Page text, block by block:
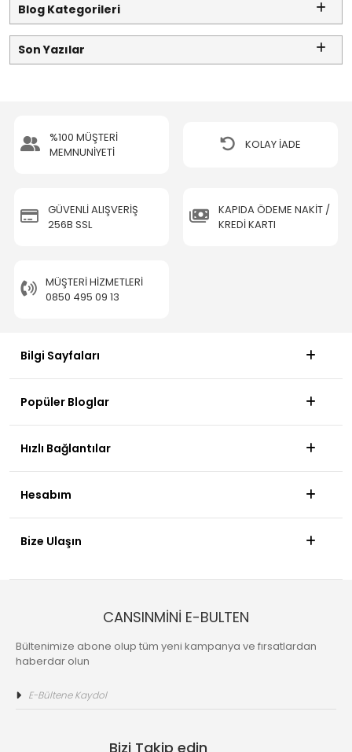
Blog Kategorileri
Son Yazılar
%100 MÜŞTERİ
MEMNUNİYETİ
KOLAY İADE
GÜVENLİ ALIŞVERİŞ
256B SSL
KAPIDA ÖDEME NAKİT /
KREDİ KARTI
MÜŞTERI HIZMETLERI
0850 495 09 13
Bilgi Sayfaları
Popüler Bloglar
Hızlı Bağlantılar
Hesabım
Bize Ulaşın
CANSINMİNİ E-BULTEN
Bültenimize abone olup tüm yeni kampanya ve fırsatlardan
haberdar olun
Bizi Takip edin